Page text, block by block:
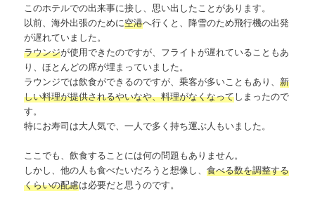
このホテルでの出来事に接し、思い出したことがあります。
以前、海外出張のために空港へ行くと、降雪のため飛行機の出発
が遅れていました。
ラウンジが使用できたのですが、フライトが遅れていることもあ
り、ほとんどの席が埋まっていました。
ラウンジでは飲食ができるのですが、乗客が多いこともあり、新
しい料理が提供されるやいなや、料理がなくなってしまったので
す。
特にお寿司は大人気で、一人で多く持ち運ぶ人もいました。
ここでも、飲食することには何の問題もありません。
しかし、他の人も食べたいだろうと想像し、食べる数を調整する
くらいの配慮は必要だと思うのです。